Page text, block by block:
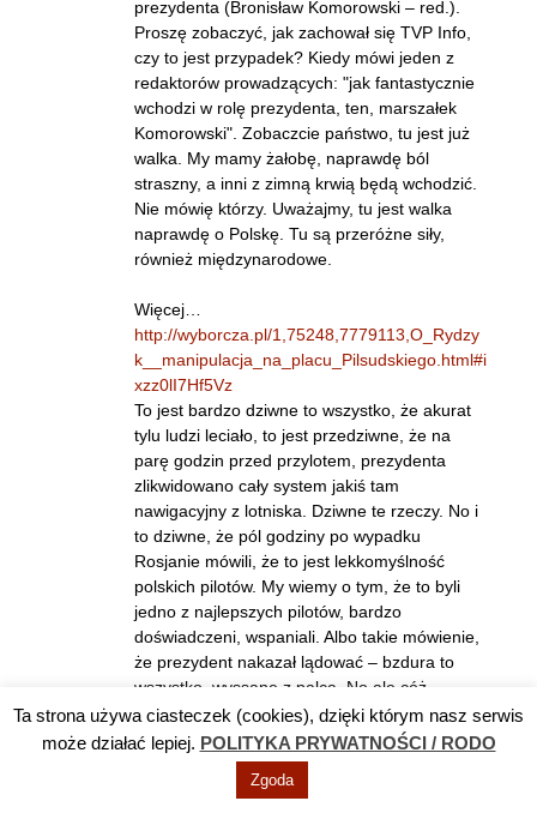
prezydenta (Bronisław Komorowski – red.).
Proszę zobaczyć, jak zachował się TVP Info,
czy to jest przypadek? Kiedy mówi jeden z
redaktorów prowadzących: "jak fantastycznie
wchodzi w rolę prezydenta, ten, marszałek
Komorowski". Zobaczcie państwo, tu jest już
walka. My mamy żałobę, naprawdę ból
straszny, a inni z zimną krwią będą wchodzić.
Nie mówię którzy. Uważajmy, tu jest walka
naprawdę o Polskę. Tu są przeróżne siły,
również międzynarodowe.
Więcej…
http://wyborcza.pl/1,75248,7779113,O_Rydzy
k__manipulacja_na_placu_Pilsudskiego.html#i
xzz0lI7Hf5Vz
To jest bardzo dziwne to wszystko, że akurat
tylu ludzi leciało, to jest przedziwne, że na
parę godzin przed przylotem, prezydenta
zlikwidowano cały system jakiś tam
nawigacyjny z lotniska. Dziwne te rzeczy. No i
to dziwne, że pól godziny po wypadku
Rosjanie mówili, że to jest lekkomyślność
polskich pilotów. My wiemy o tym, że to byli
jedno z najlepszych pilotów, bardzo
doświadczeni, wspaniali. Albo takie mówienie,
że prezydent nakazał lądować – bzdura to
wszystko, wyssane z palca. No ale cóż,
wpierw skrzynki mieli Rosjanie.
http://wyborcza.pl/1,75248,7779113,O_Rydzy
Ta strona używa ciasteczek (cookies), dzięki którym nasz serwis
może działać lepiej. POLITYKA PRYWATNOŚCI / RODO
Zgoda